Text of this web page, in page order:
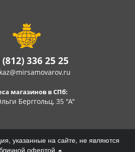
336 25 25
магазинов в СПб:
Берггольц, 35 "А"
указанные на сайте, не являются
офертой